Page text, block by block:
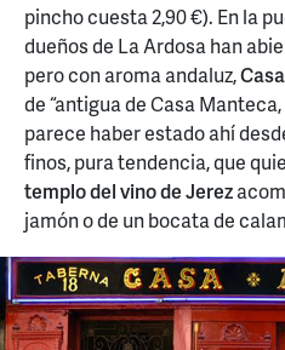
pincho cuesta 2,90 €). En la
dueños de La Ardosa han
pero con aroma andaluz,
de “antigua de Casa Manteca,
parece haber estado ahí
finos, pura tendencia, que
templo del vino de Jerez
jamón o de un bocata de